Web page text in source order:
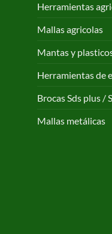
Herramientas
Mallas agricolas
Mantas y
Herramientas de
Brocas Sds plus /
Mallas metálicas